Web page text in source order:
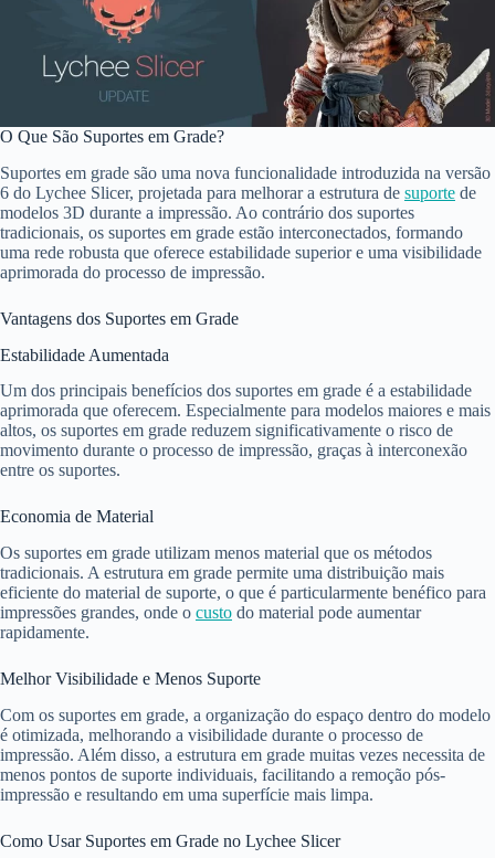
O Que São Suportes em Grade?
Suportes em grade são uma nova funcionalidade introduzida na versão
6 do Lychee Slicer, projetada para melhorar a estrutura de suporte de
modelos 3D durante a impressão. Ao contrário dos suportes
tradicionais, os suportes em grade estão interconectados, formando
uma rede robusta que oferece estabilidade superior e uma visibilidade
aprimorada do processo de impressão.
Vantagens dos Suportes em Grade
Estabilidade Aumentada
Um dos principais benefícios dos suportes em grade é a estabilidade
aprimorada que oferecem. Especialmente para modelos maiores e mais
altos, os suportes em grade reduzem significativamente o risco de
movimento durante o processo de impressão, graças à interconexão
entre os suportes.
Economia de Material
Os suportes em grade utilizam menos material que os métodos
tradicionais. A estrutura em grade permite uma distribuição mais
eficiente do material de suporte, o que é particularmente benéfico para
impressões grandes, onde o custo do material pode aumentar
rapidamente.
Melhor Visibilidade e Menos Suporte
Com os suportes em grade, a organização do espaço dentro do modelo
é otimizada, melhorando a visibilidade durante o processo de
impressão. Além disso, a estrutura em grade muitas vezes necessita de
menos pontos de suporte individuais, facilitando a remoção pós-
impressão e resultando em uma superfície mais limpa.
Como Usar Suportes em Grade no Lychee Slicer